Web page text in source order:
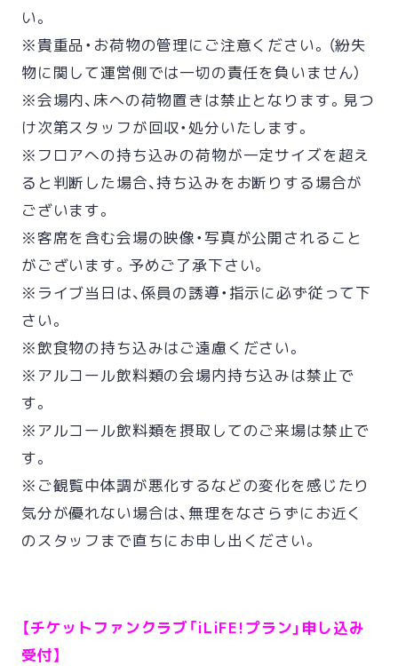
い。
※貴重品・お荷物の管理にご注意ください。（紛失
物に関して運営側では一切の責任を負いません）
※会場内、床への荷物置きは禁止となります。見つ
け次第スタッフが回収・処分いたします。
※フロアへの持ち込みの荷物が一定サイズを超え
ると判断した場合、持ち込みをお断りする場合が
ございます。
※客席を含む会場の映像・写真が公開されること
がございます。予めご了承下さい。
※ライブ当日は、係員の誘導・指示に必ず従って下
さい。
※飲食物の持ち込みはご遠慮ください。
※アルコール飲料類の会場内持ち込みは禁止で
す。
※アルコール飲料類を摂取してのご来場は禁止で
す。
※ご観覧中体調が悪化するなどの変化を感じたり
気分が優れない場合は、無理をなさらずにお近く
のスタッフまで直ちにお申し出ください。
【チケットファンクラブ「iLiFE!プラン」申し込み
受付】